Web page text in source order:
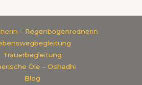
– Regenbogenrednerin
Trauerbegleitung
Öle – Oshadhi
Blog